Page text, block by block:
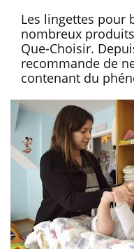
Les lingettes pour
nombreux produits
Que-Choisir.
recommande de
contenant du